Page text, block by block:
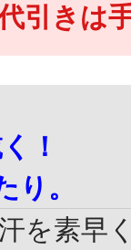
引きは
！
り。
を素早